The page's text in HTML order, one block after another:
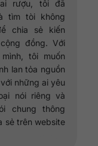
rượu, tôi đã
tìm tòi không
chia sẻ kiến
đồng. Với
tôi muốn
lan tỏa nguồn
những ai yêu
nói riêng và
chung thông
sẻ trên website